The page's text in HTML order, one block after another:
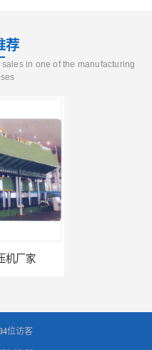
荐
in one of the manufacturing
四柱液压机报价
位访客